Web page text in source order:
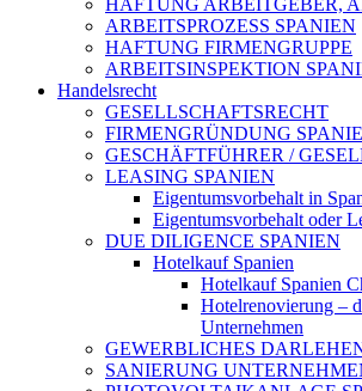
HAFTUNG ARBEITGEBER,
ARBEITSPROZESS SPANIEN
HAFTUNG FIRMENGRUPPE
ARBEITSINSPEKTION
Handelsrecht
GESELLSCHAFTSRECHT
FIRMENGRÜNDUNG
GESCHÄFTFÜHRER /
LEASING SPANIEN
Eigentumsvorbehalt in
Eigentumsvorbehalt oder
DUE DILIGENCE SPANIEN
Hotelkauf Spanien
Hotelkauf Spanien
Hotelrenovierung –
Unternehmen
GEWERBLICHES
SANIERUNG